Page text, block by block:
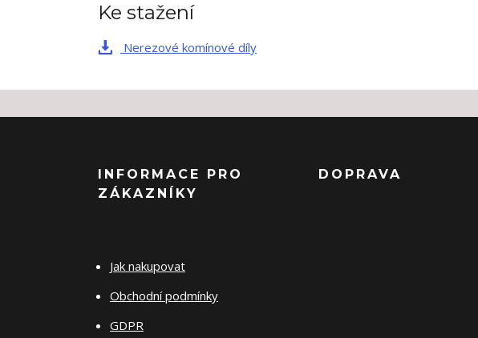
Ke stažení
Nerezové komínové díly
INFORMACE PRO
ZÁKAZNÍKY
Jak nakupovat
Obchodní podmínky
GDPR
DOPRAVA